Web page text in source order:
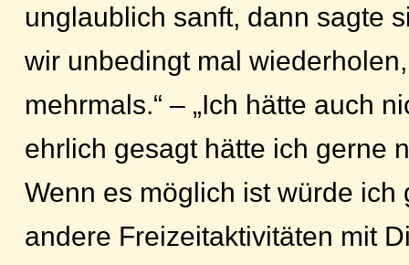
unglaublich sanft, dann sagte
wir unbedingt mal
mehrmals.“ – „Ich hätte auch
ehrlich gesagt hätte ich gerne
Wenn es möglich ist würde ich
andere Freizeitaktivitäten mit